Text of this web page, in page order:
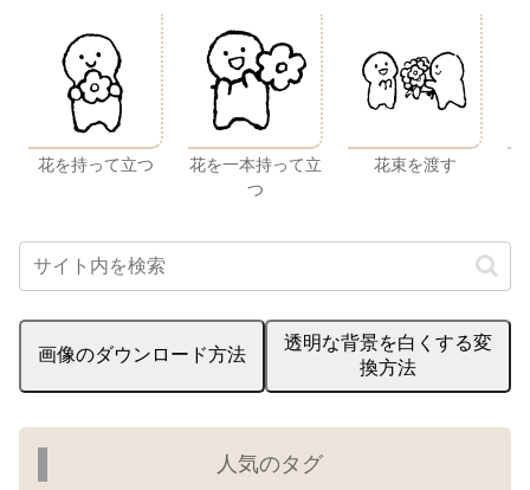
花を持って立つ
花を一本持って立
つ
花束を渡す
画像のダウンロード方法
透明な背景を白くする変
換方法
人気のタグ